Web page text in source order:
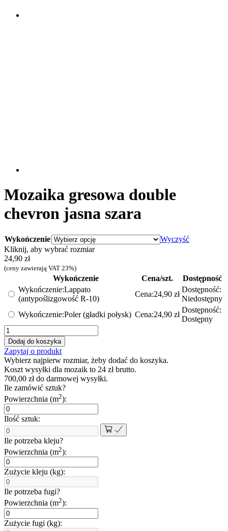
Mozaika gresowa double
chevron jasna szara
Wykończenie
Wyczyść
Kliknij, aby wybrać rozmiar
24,90 zł
(ceny zawierają VAT 23%)
Wykończenie Cena/szt.
Dostępność
Wykończenie:Lappato
(antypoślizgowość R-10)
Cena:24,90 zł
Dostępność:
Niedostępny
Wykończenie:Poler (gładki połysk) Cena:24,90 zł
Dostępność:
Dostępny
ilość
Mozaika
gresowa
double
chevron
jasna
szara
Dodaj do koszyka
Zapytaj o produkt
Wybierz najpierw rozmiar, żeby dodać do koszyka.
Koszt wysyłki dla mozaik to 24 złbrutto.
700,00 złdo darmowej wysyłki.
Ile zamówić sztuk?
Powierzchnia (m2):
Ilość sztuk:
Ile potrzeba kleju?
Powierzchnia (m2):
Zużycie kleju (kg):
Ile potrzeba fugi?
Powierzchnia (m2):
Zużycie fugi (kg):